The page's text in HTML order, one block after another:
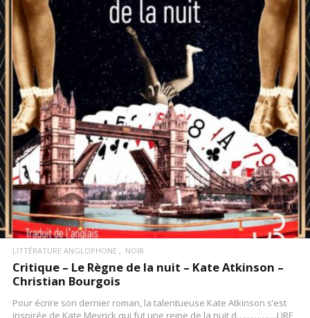
LIRE LA SUITE
LITTÉRATURE ANGLOPHONE NOIR
Critique – Le Règne de la nuit – Kate Atkinson –
Christian Bourgois
Pour écrire son dernier roman, la talentueuse Kate Atkinson s’est
inspirée de Kate Meyrick qui fut une reine de la nuit d…………….LIRE